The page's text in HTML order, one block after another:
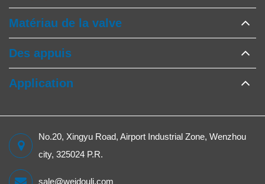
Matériau de la valve
Des appuis
Application
No.20, Xingyu Road, Airport Industrial Zone, Wenzhou
city, 325024 P.R.
sale@weidouli.com